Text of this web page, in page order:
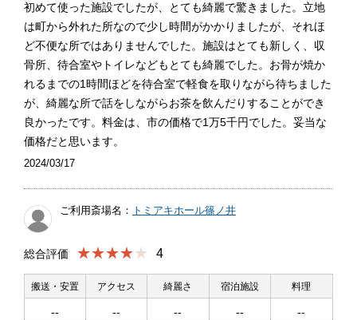
初めて使った施設でしたが、とても綺麗で驚きました。立地
は町から外れた所なので少し時間がかかりましたが、それほ
ど不便な所ではありませんでした。施設はとても新しく、収
骨所、待合室やトイレなどもとても綺麗でした。お骨が焼か
れるまでの1時間ほどを待合室で軽食を取りながら待ちました
が、綺麗な所で話をしながらお茶を飲んだりすることができ
良かったです。料金は、市の価格で1万5千円でした。妥当な
価格だと思います。
2024/03/17
ご利用斎場名： トミアキホール篠ノ井
総合評価 ★★★★ 4
搬送・安置
--
アクセス
--
綺麗さ
--
宿泊施設
--
料理
--